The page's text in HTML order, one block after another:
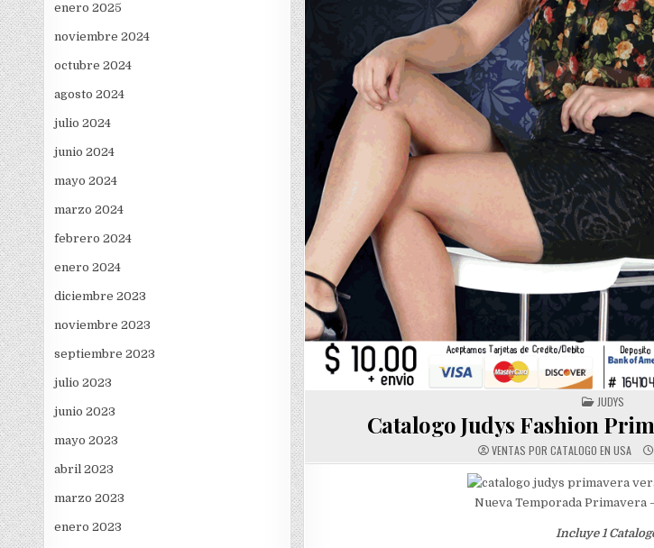
enero 2025
noviembre 2024
octubre 2024
agosto 2024
julio 2024
junio 2024
mayo 2024
marzo 2024
febrero 2024
enero 2024
diciembre 2023
noviembre 2023
septiembre 2023
julio 2023
junio 2023
mayo 2023
abril 2023
marzo 2023
enero 2023
POSTED
IN
JUDYS
Catalogo Judys Fashion
VENTAS POR CATALOGO EN USA
Nueva Temporada Primavera
Incluye 1